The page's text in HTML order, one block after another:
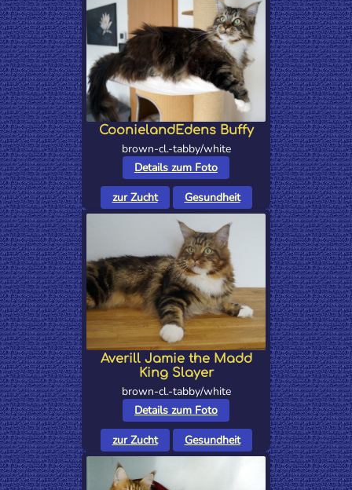
CoonielandEdens Buffy
brown-cl.-tabby/white
Details zum Foto
zur Zucht
Gesundheit
Averill Jamie the Madd
King Slayer
brown-cl.-tabby/white
Details zum Foto
zur Zucht
Gesundheit